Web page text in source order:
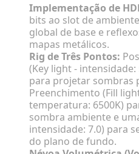
Implementação de
bits ao slot de
global de base e
mapas metálicos.
Rig de Três Pontos:
(Key light -
para projetar sombras
Preenchimento (Fill
temperatura: 6500K)
sombra ambiente e
intensidade: 7.0) para
do plano de fundo.